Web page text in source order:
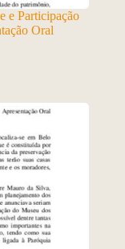
e Participação
Oral